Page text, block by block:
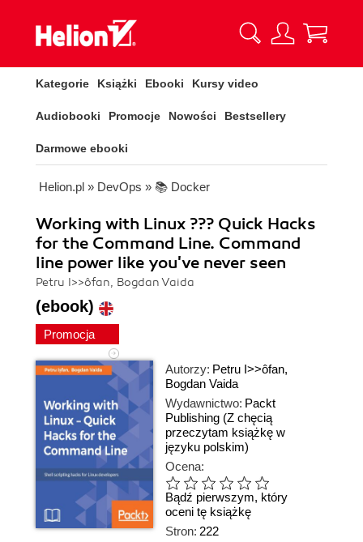
Kategorie Książki Ebooki Kursy video
Audiobooki Promocje Nowości Bestsellery
Darmowe ebooki
Helion.pl » DevOps » 📚 Docker
Working with Linux ??? Quick Hacks
for the Command Line. Command
line power like you've never seen
Petru I>>ôfan, Bogdan Vaida
(ebook)
Promocja
Autorzy: Petru I>>ôfan,
Bogdan Vaida
Wydawnictwo: Packt
Publishing (Z chęcią
przeczytam książkę w
języku polskim)
Ocena:
Bądź pierwszym, który
oceni tę książkę
Stron: 222